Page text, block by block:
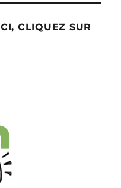
CLIQUEZ SUR